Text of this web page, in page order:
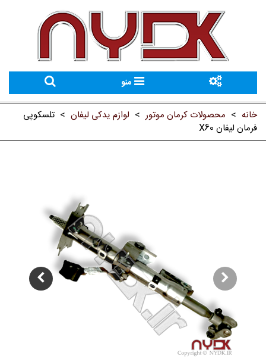
منو
خانه > محصولات کرمان موتور > لوازم یدکی لیفان > تلسکوپی
فرمان لیفان X60